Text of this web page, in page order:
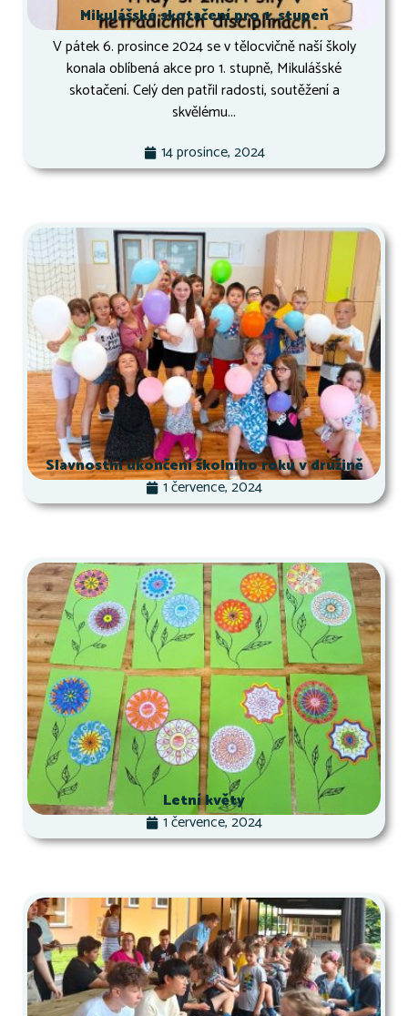
Mikulášské skotačení pro 1. stupeň
V pátek 6. prosince 2024 se v tělocvičně naší školy
konala oblíbená akce pro 1. stupně, Mikulášské
skotačení. Celý den patřil radosti, soutěžení a
skvělému...
14 prosince, 2024
Slavnostní ukončení školního roku v družině
1 července, 2024
Letní květy
1 července, 2024